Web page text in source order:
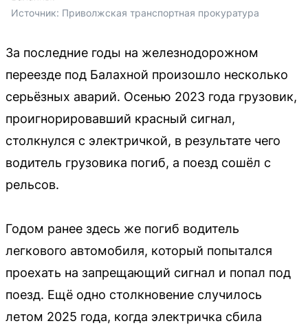
Источник: Приволжская транспортная прокуратура
За последние годы на железнодорожном
переезде под Балахной произошло несколько
серьёзных аварий. Осенью 2023 года грузовик,
проигнорировавший красный сигнал,
столкнулся с электричкой, в результате чего
водитель грузовика погиб, а поезд сошёл с
рельсов.
Годом ранее здесь же погиб водитель
легкового автомобиля, который попытался
проехать на запрещающий сигнал и попал под
поезд. Ещё одно столкновение случилось
летом 2025 года, когда электричка сбила